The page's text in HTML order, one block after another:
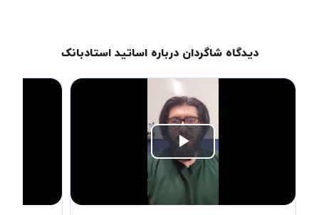
دیدگاه شاگردان درباره اساتید استادبانک
Play
Video